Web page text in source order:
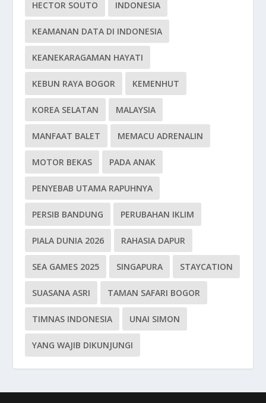
HECTOR SOUTO INDONESIA
KEAMANAN DATA DI INDONESIA
KEANEKARAGAMAN HAYATI
KEBUN RAYA BOGOR KEMENHUT
KOREA SELATAN MALAYSIA
MANFAAT BALET MEMACU ADRENALIN
MOTOR BEKAS PADA ANAK
PENYEBAB UTAMA RAPUHNYA
PERSIB BANDUNG PERUBAHAN IKLIM
PIALA DUNIA 2026 RAHASIA DAPUR
SEA GAMES 2025 SINGAPURA STAYCATION
SUASANA ASRI TAMAN SAFARI BOGOR
TIMNAS INDONESIA UNAI SIMON
YANG WAJIB DIKUNJUNGI